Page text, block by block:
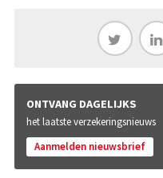
ONTVANG DAGELIJKS
het laatste verzekeringsnieuws
Aanmelden nieuwsbrief